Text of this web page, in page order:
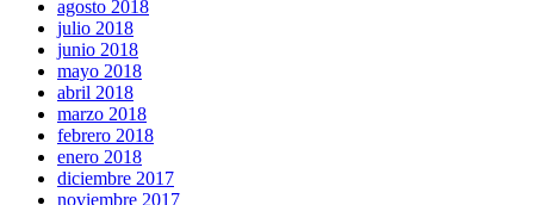
agosto 2018
julio 2018
junio 2018
mayo 2018
abril 2018
marzo 2018
febrero 2018
enero 2018
diciembre 2017
noviembre 2017